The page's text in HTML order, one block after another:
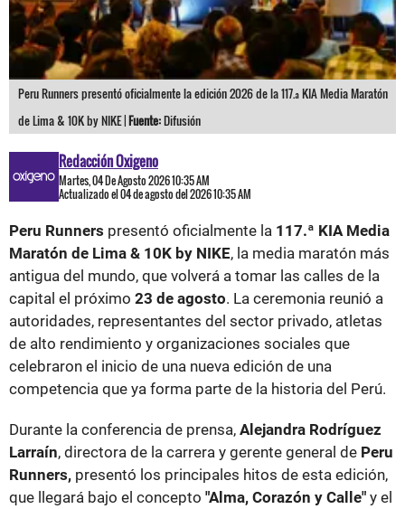
Peru Runners presentó oficialmente la edición 2026 de la 117.ª KIA Media Maratón
de Lima & 10K by NIKE |Fuente:Difusión
Redacción Oxigeno
Martes, 04 De Agosto 2026 10:35 AM
Actualizado el 04 de agosto del 2026 10:35 AM
Peru Runners presentó oficialmente la 117.ª KIA Media
Maratón de Lima & 10K by NIKE, la media maratón más
antigua del mundo, que volverá a tomar las calles de la
capital el próximo 23 de agosto. La ceremonia reunió a
autoridades, representantes del sector privado, atletas
de alto rendimiento y organizaciones sociales que
celebraron el inicio de una nueva edición de una
competencia que ya forma parte de la historia del Perú.
Durante la conferencia de prensa, Alejandra Rodríguez
Larraín, directora de la carrera y gerente general de Peru
Runners, presentó los principales hitos de esta edición,
que llegará bajo el concepto "Alma, Corazón y Calle" y el